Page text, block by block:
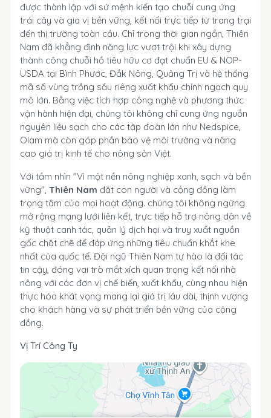
được thành lập với sứ mệnh kiến tạo chuỗi cung ứng
trái cây và gia vị bền vững, kết nối trực tiếp từ trang trại
đến thị trường toàn cầu. Chỉ trong thời gian ngắn, Thiên
Nam đã khẳng định năng lực vượt trội khi xây dựng
thành công chuỗi hồ tiêu hữu cơ đạt chuẩn EU & NOP-
USDA tại Bình Phước, Đắk Nông, Quảng Trị và hệ thống
mã số vùng trồng sầu riêng xuất khẩu chính ngạch quy
mô lớn. Bằng việc tích hợp công nghệ và phương thức
vận hành hiện đại, chúng tôi không chỉ cung ứng nguồn
nguyên liệu sạch cho các tập đoàn lớn như Nedspice,
Olam mà còn góp phần bảo vệ môi trường và nâng
cao giá trị kinh tế cho nông sản Việt.
Với tầm nhìn "Vì một nền nông nghiệp xanh, sạch và bền
vững", Thiên Nam đặt con người và cộng đồng làm
trọng tâm của mọi hoạt động. chúng tôi không ngừng
mở rộng mạng lưới liên kết, trực tiếp hỗ trợ nông dân về
kỹ thuật canh tác, quản lý dịch hại và truy xuất nguồn
gốc chặt chẽ để đáp ứng những tiêu chuẩn khắt khe
nhất của quốc tế. Đội ngũ Thiên Nam tự hào là đối tác
tin cậy, đóng vai trò mắt xích quan trọng kết nối nhà
nông với các đơn vị chế biến, xuất khẩu, cùng nhau hiện
thực hóa khát vọng mang lại giá trị lâu dài, thịnh vượng
cho khách hàng và sự phát triển bền vững của cộng
đồng.
Vị Trí Công Ty